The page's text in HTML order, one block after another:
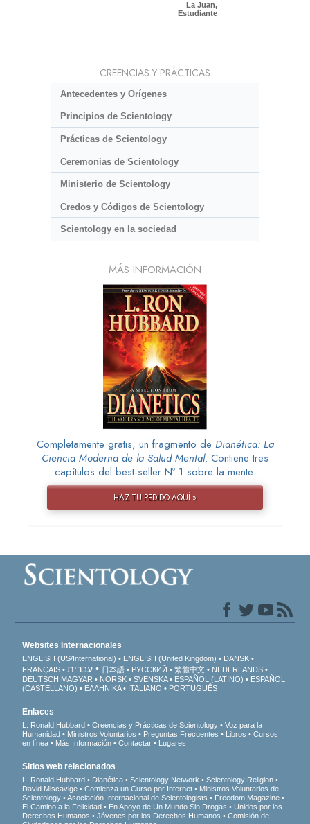
La Juan,
Estudiante
CREENCIAS Y PRÁCTICAS
Antecedentes y Orígenes
Principios de Scientology
Prácticas de Scientology
Ceremonias de Scientology
Ministerio de Scientology
Credos y Códigos de Scientology
Scientology en la sociedad
MÁS INFORMACIÓN
Completamente gratis, un fragmento de Dianética: La
Ciencia Moderna de la Salud Mental. Contiene tres
capítulos del best-seller Nº 1 sobre la mente.
HAZ TU PEDIDO AQUÍ »
Websites Internacionales
ENGLISH (US/International) ENGLISH (United Kingdom)
DANSK
FRANÇAIS
עברית 日本語 РУССКИЙ 繁體中文
NEDERLANDS
DEUTSCH MAGYAR NORSK SVENSKA ESPAÑOL (LATINO)
ESPAÑOL
(CASTELLANO)
ΕΛΛΗΝΙΚA ITALIANO PORTUGUÊS
Enlaces
L. Ronald Hubbard Creencias y Prácticas de Scientology
Voz para la
Humanidad
Ministros Voluntarios Preguntas Frecuentes Libros
Cursos
en línea
Más Información Contactar Lugares
Sitios web relacionados
L. Ronald Hubbard Dianética Scientology Network
Scientology Religion
David Miscavige
Comienza un Curso por Internet
Ministros Voluntarios de
Scientology
Asociación Internacional de Scientologists
Freedom Magazine
El Camino a la Felicidad
En Apoyo de Un Mundo Sin Drogas
Unidos por los
Derechos Humanos
Jóvenes por los Derechos Humanos
Comisión de